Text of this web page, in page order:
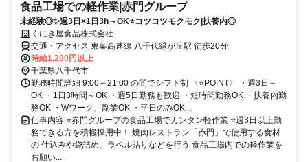
食品工場での軽作業|赤門グループ
未経験◎✨週3日×1日3h～OK⭐コツコツモクモク|扶養内◎
くにき屋食品株式会社
交通・アクセス 東葉高速線 八千代緑が丘駅 徒歩20分
時給1,200円以上
千葉県八千代市
勤務時間詳細 9:00～21:00 の間でシフト制 〈⭐POINT〉 ・週3日～
OK ・1日3時間～OK ・週5日勤務も歓迎 ・短時間勤務OK ・扶養内勤
務OK ・Wワーク、副業OK ・平日のみOK...
仕事内容 ⭐赤門グループの食品工場でカンタン軽作業 ⭐週3日以上勤
務できる方を積極採用中！ 焼肉レストラン「赤門」で使用する食材
の 仕込みや袋詰め、ラベル貼りなどを行う 食品工場内での軽作業を
お願い...